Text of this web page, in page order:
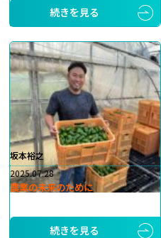
続きを見る
坂本裕之
2025.07.28
農業の未来のために
続きを見る